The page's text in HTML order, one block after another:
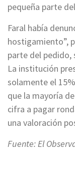
pequeña parte
Faral había
hostigamiento”,
parte del pedido,
La institución
solamente el
que la mayoría
cifra a pagar
una valoración
Fuente: El